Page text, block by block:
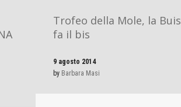
Trofeo della Mole, la Buis
fa il bis
9 agosto 2014
by Barbara Masi